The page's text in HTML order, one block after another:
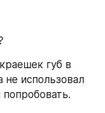
губ в
использовал